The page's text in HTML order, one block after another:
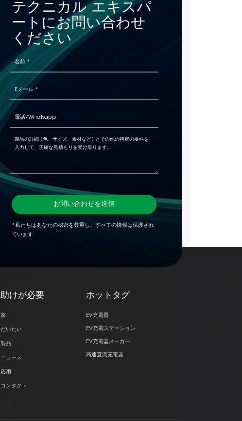
テクニカル エキスパ
ートにお問い合わせ
ください
お問い合わせを送信
*私たちはあなたの秘密を尊重し、すべての情報は保護され
ています.
助けが必要
家
だいたい
製品
ニュース
応用
コンタクト
ホットタグ
EV充電器
EV充電ステーション
EV充電器メーカー
高速直流充電器